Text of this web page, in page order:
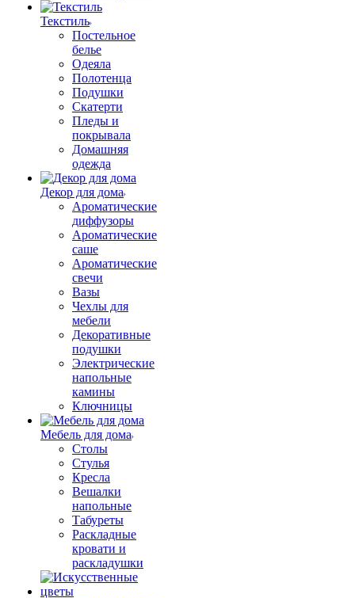
Текстиль
Постельное
белье
Одеяла
Полотенца
Подушки
Скатерти
Пледы и
покрывала
Домашняя
одежда
Декор для дома
Ароматические
диффузоры
Ароматические
саше
Ароматические
свечи
Вазы
Чехлы для
мебели
Декоративные
подушки
Электрические
напольные
камины
Ключницы
Мебель для дома
Столы
Стулья
Кресла
Вешалки
напольные
Табуреты
Раскладные
кровати и
раскладушки